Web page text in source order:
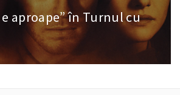
aproape” în Turnul cu